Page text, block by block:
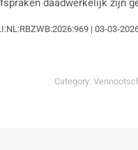
daadwerkelijk zijn
| 03-03-
Category: